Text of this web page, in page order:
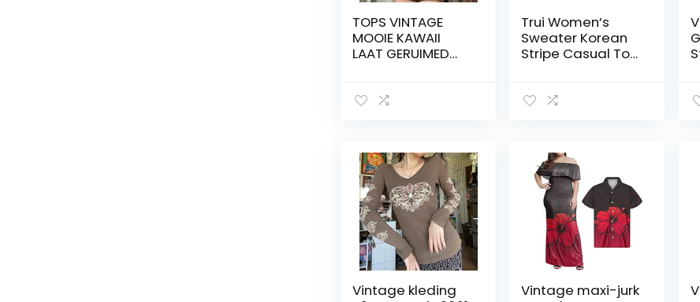
TOPS VINTAGE
MOOIE KAWAII
LAAT GERUIMED
meisjes korset
Type 13,S
Trui Women’s
Sweater Korean
Stripe Casual Top
Kleding met
: Yellow, Size : L)
Vintage kleding
Vintage maxi-jurk